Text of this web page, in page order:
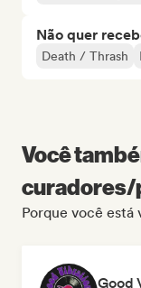
Não quer
Death / Thrash
Você
curadores/
Porque você
Good